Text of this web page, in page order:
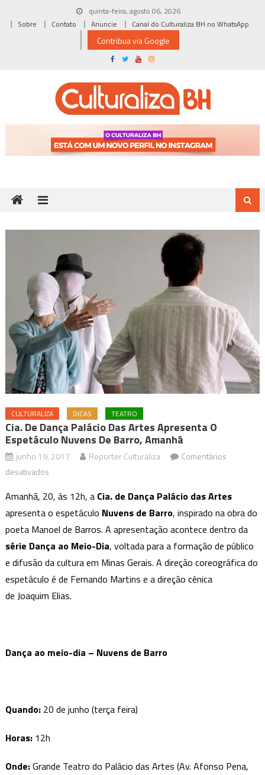
quinta-feira, agosto 06, 2026
Sobre
Contato Anuncie Canal do Culturaliza BH no WhatsApp
Contribua via Google
CULTURALIZA DICAS TEATRO
Cia. De Dança Palácio Das Artes Apresenta O
Espetáculo Nuvens De Barro, Amanhã
junho 19, 2017 Reporter Culturaliza
Comentários
desativadosem
de
Dança
Palácio
das
Artes
apresenta
o
Barro,
Amanhã, 20, às 12h, a Cia. de Dança Palácio das Artes
apresenta o espetáculo Nuvens de Barro, inspirado na obra do
poeta Manoel de Barros. A apresentação acontece dentro da
série Dança ao Meio-Dia, voltada para a formação de público
e difusão da cultura em Minas Gerais. A direção coreográfica do
espetáculo é de Fernando Martins e a direção cênica
de Joaquim Elias.
Dança ao meio-dia – Nuvens de Barro
Quando:20 de junho (terça feira)
Horas:12h
Onde:Grande Teatro do Palácio das Artes (Av. Afonso Pena,